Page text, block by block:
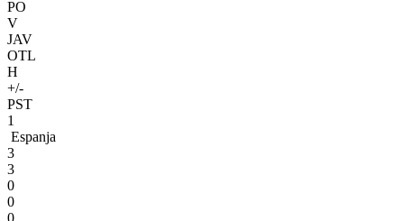
PO
V
JAV
OTL
H
+/-
PST
1
Espanja
3
3
0
0
0